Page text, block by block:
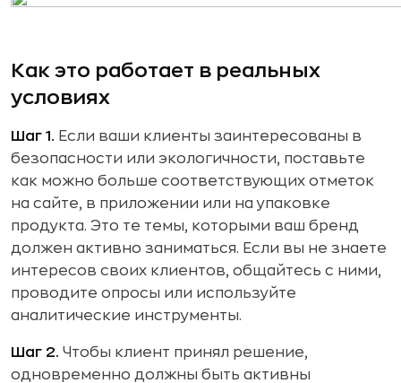
Как это работает в реальных
условиях
Шаг 1. Если ваши клиенты заинтересованы в
безопасности или экологичности, поставьте
как можно больше соответствующих отметок
на сайте, в приложении или на упаковке
продукта. Это те темы, которыми ваш бренд
должен активно заниматься. Если вы не знаете
интересов своих клиентов, общайтесь с ними,
проводите опросы или используйте
аналитические инструменты.
Шаг 2. Чтобы клиент принял решение,
одновременно должны быть активны